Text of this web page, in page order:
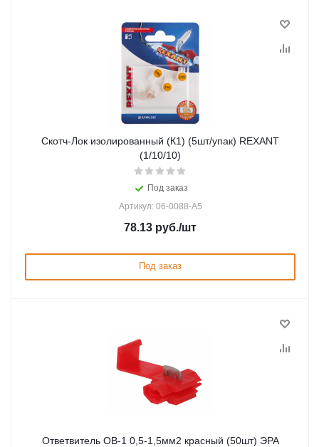
Скотч-Лок изолированный (К1) (5шт/упак) REXANT
(1/10/10)
Под заказ
Артикул: 06-0088-A5
78.13 руб./шт
Под заказ
Ответвитель ОВ-1 0,5-1,5мм2 красный (50шт) ЭРА